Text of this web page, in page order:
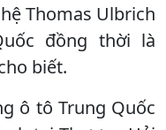
Thomas Ulbrich
đồng thời là
biết.
ô tô Trung Quốc